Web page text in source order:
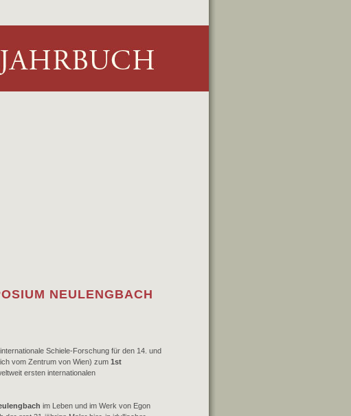
NEULENGBACH
Schiele-Forschung für den 14. und
vom Zentrum von Wien) zum 1st
ersten internationalen
im Leben und im Werk von Egon